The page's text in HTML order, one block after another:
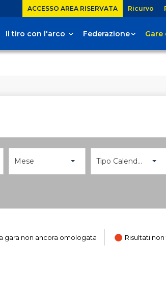
ACCESSO AREA RISERVATA Ricurvo
Il tiro con l'arco Federazione Gare
Mese Tipo Calendario
gara non ancora omologata Risultati